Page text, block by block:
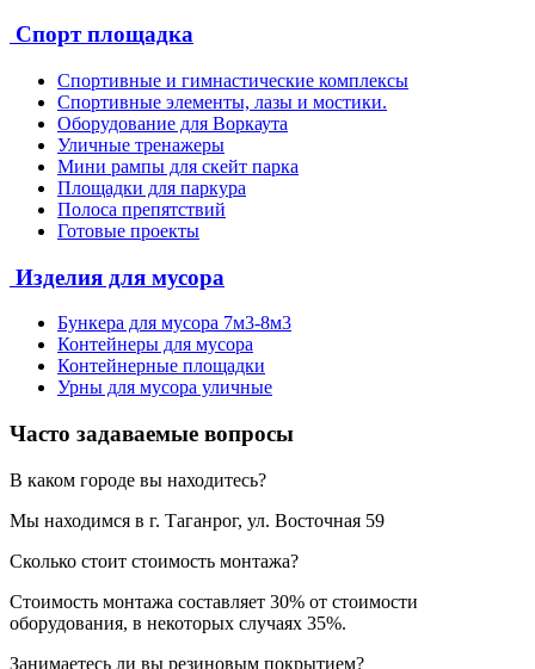
Спорт площадка
Спортивные и гимнастические комплексы
Спортивные элементы, лазы и мостики.
Оборудование для Воркаута
Уличные тренажеры
Мини рампы для скейт парка
Площадки для паркура
Полоса препятствий
Готовые проекты
Изделия для мусора
Бункера для мусора 7м3-8м3
Контейнеры для мусора
Контейнерные площадки
Урны для мусора уличные
Часто задаваемые вопросы
В каком городе вы находитесь?
Мы находимся в г. Таганрог, ул. Восточная 59
Сколько стоит стоимость монтажа?
Стоимость монтажа составляет 30% от стоимости
оборудования, в некоторых случаях 35%.
Занимаетесь ли вы резиновым покрытием?